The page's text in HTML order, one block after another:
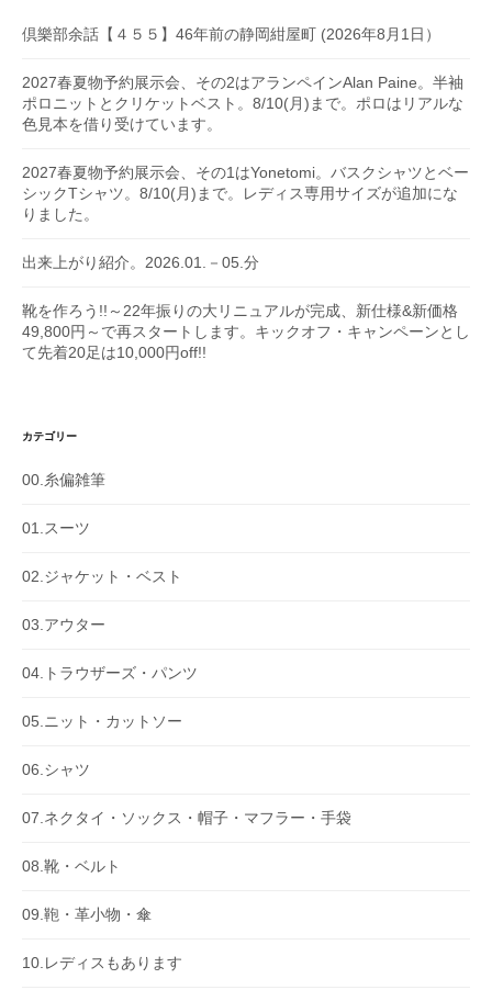
倶樂部余話【４５５】46年前の静岡紺屋町 (2026年8月1日）
2027春夏物予約展示会、その2はアランペインAlan Paine。半袖
ポロニットとクリケットベスト。8/10(月)まで。ポロはリアルな
色見本を借り受けています。
2027春夏物予約展示会、その1はYonetomi。バスクシャツとベー
シックTシャツ。8/10(月)まで。レディス専用サイズが追加にな
りました。
出来上がり紹介。2026.01.－05.分
靴を作ろう!!～22年振りの大リニュアルが完成、新仕様&新価格
49,800円～で再スタートします。キックオフ・キャンペーンとし
て先着20足は10,000円off!!
カテゴリー
00.糸偏雑筆
01.スーツ
02.ジャケット・ベスト
03.アウター
04.トラウザーズ・パンツ
05.ニット・カットソー
06.シャツ
07.ネクタイ・ソックス・帽子・マフラー・手袋
08.靴・ベルト
09.鞄・革小物・傘
10.レディスもあります